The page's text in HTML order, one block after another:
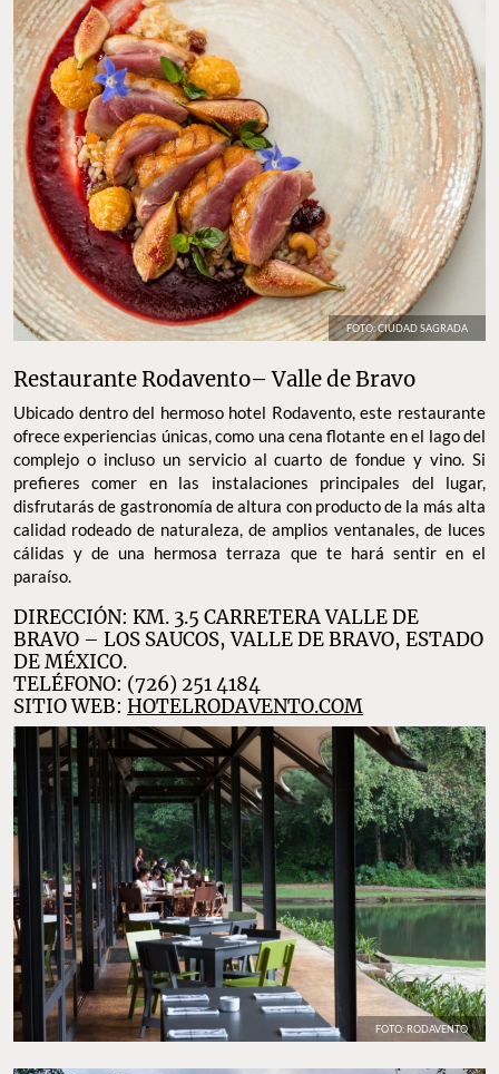
FOTO: CIUDAD SAGRADA
Restaurante Rodavento– Valle de Bravo
Ubicado dentro del hermoso hotel Rodavento, este restaurante
ofrece experiencias únicas, como una cena flotante en el lago del
complejo o incluso un servicio al cuarto de fondue y vino. Si
prefieres comer en las instalaciones principales del lugar,
disfrutarás de gastronomía de altura con producto de la más alta
calidad rodeado de naturaleza, de amplios ventanales, de luces
cálidas y de una hermosa terraza que te hará sentir en el
paraíso.
DIRECCIÓN: KM. 3.5 CARRETERA VALLE DE
BRAVO – LOS SAUCOS, VALLE DE BRAVO, ESTADO
DE MÉXICO.
TELÉFONO: (726) 251 4184
SITIO WEB: HOTELRODAVENTO.COM
FOTO: RODAVENTO